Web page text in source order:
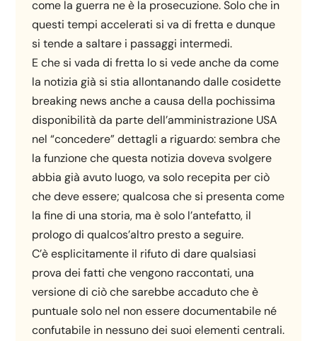
come la guerra ne è la prosecuzione. Solo che in
questi tempi accelerati si va di fretta e dunque
si tende a saltare i passaggi intermedi.
E che si vada di fretta lo si vede anche da come
la notizia già si stia allontanando dalle cosidette
breaking news anche a causa della pochissima
disponibilità da parte dell’amministrazione USA
nel “concedere” dettagli a riguardo: sembra che
la funzione che questa notizia doveva svolgere
abbia già avuto luogo, va solo recepita per ciò
che deve essere; qualcosa che si presenta come
la fine di una storia, ma è solo l’antefatto, il
prologo di qualcos’altro presto a seguire.
C’è esplicitamente il rifuto di dare qualsiasi
prova dei fatti che vengono raccontati, una
versione di ciò che sarebbe accaduto che è
puntuale solo nel non essere documentabile né
confutabile in nessuno dei suoi elementi centrali.